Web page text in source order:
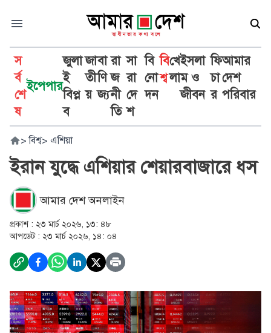
স
র্ব
শে
ষ
ইপেপার
জুলা
ই
বিপ্ল
ব
জা
তী
য়
বা
ণি
জ্য
রা
জ
নী
তি
সা
রা
দে
শ
বি
নো
দন
বি
শ্ব
খে
লা
ইসলা
ম ও
জীবন
ফি
চা
র
আমার
দেশ
পরিবার
> বিশ্ব> এশিয়া
ইরান যুদ্ধে এশিয়ার শেয়ারবাজারে ধস
আমার দেশ অনলাইন
প্রকাশ : ২৩ মার্চ ২০২৬, ১৩: ৪৮
আপডেট : ২৩ মার্চ ২০২৬, ১৪: ০৪